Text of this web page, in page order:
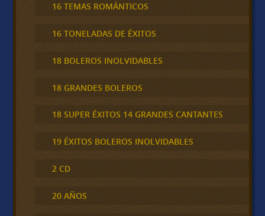
16 TEMAS ROMÁNTICOS
16 TONELADAS DE ÉXITOS
18 BOLEROS INOLVIDABLES
18 GRANDES BOLEROS
18 SUPER ÉXITOS 14 GRANDES CANTANTES
19 ÉXITOS BOLEROS INOLVIDABLES
2 CD
20 AÑOS